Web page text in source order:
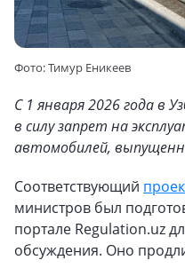
Фото: Тимур Еникеев
С 1 января 2026 года в
в силу запрет на
автомобилей,
Соответствующий
министров был
портале Regulation.uz
обсуждения. Оно